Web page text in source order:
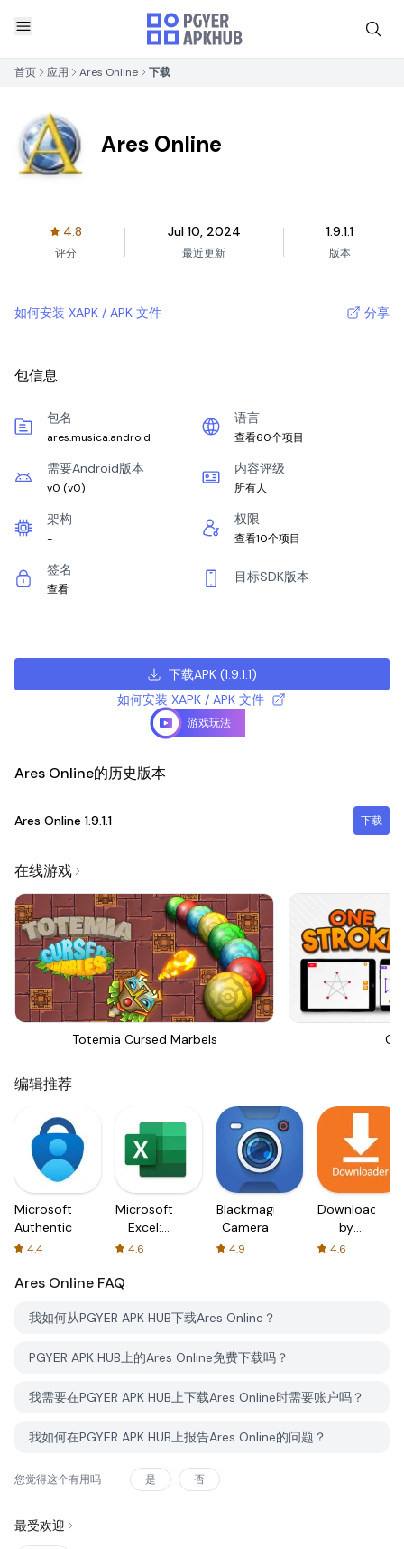
首页 应用 Ares Online 下载
Ares Online
4.8
评分
Jul 10, 2024
最近更新
1.9.1.1
版本
如何安装 XAPK / APK 文件 分享
包信息
包名
ares.musica.android
语言
查看60个项目
需要Android版本
v0 (v0)
内容评级
所有人
架构
-
权限
查看10个项目
签名
查看
目标SDK版本
下载APK(1.9.1.1)
如何安装 XAPK / APK 文件
游戏玩法
Ares Online的历史版本
Ares Online 1.9.1.1 下载
在线游戏
Totemia Cursed Marbels
编辑推荐
Microsoft
Authenticator
4.4
Microsoft
Excel:
Spreadsheets
4.6
Blackmagic
Camera
4.9
Downloader
by
AFTVnews
4.6
Ares Online FAQ
我如何从PGYER APK HUB下载Ares Online？
PGYER APK HUB上的Ares Online免费下载吗？
我需要在PGYER APK HUB上下载Ares Online时需要账户吗？
我如何在PGYER APK HUB上报告Ares Online的问题？
您觉得这个有用吗 是 否
最受欢迎